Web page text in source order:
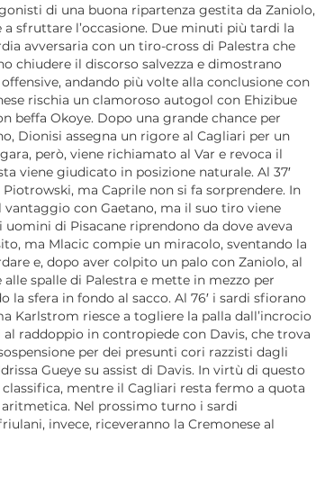
di una buona ripartenza gestita da Zaniolo,
a sfruttare l’occasione. Due minuti più tardi la
avversaria con un tiro-cross di Palestra che
chiudere il discorso salvezza e dimostrano
andando più volte alla conclusione con
rischia un clamoroso autogol con Ehizibue
beffa Okoye. Dopo una grande chance per
Dionisi assegna un rigore al Cagliari per un
però, viene richiamato al Var e revoca il
viene giudicato in posizione naturale. Al 37′
ma Caprile non si fa sorprendere. In
con Gaetano, ma il suo tiro viene
di Pisacane riprendono da dove aveva
ma Mlacic compie un miracolo, sventando la
e, dopo aver colpito un palo con Zaniolo, al
alle spalle di Palestra e mette in mezzo per
sfera in fondo al sacco. Al 76′ i sardi sfiorano
Karlstrom riesce a togliere la palla dall’incrocio
raddoppio in contropiede con Davis, che trova
per dei presunti cori razzisti dagli
Gueye su assist di Davis. In virtù di questo
mentre il Cagliari resta fermo a quota
Nel prossimo turno i sardi
invece, riceveranno la Cremonese al